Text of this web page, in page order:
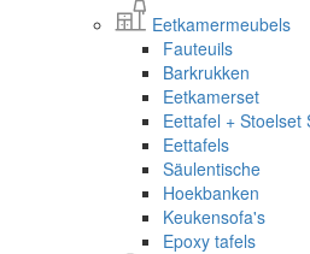
Eetkamermeubels
Fauteuils
Barkrukken
Eetkamerset
Eettafel + Stoelset
Eettafels
Säulentische
Hoekbanken
Keukensofa's
Epoxy tafels